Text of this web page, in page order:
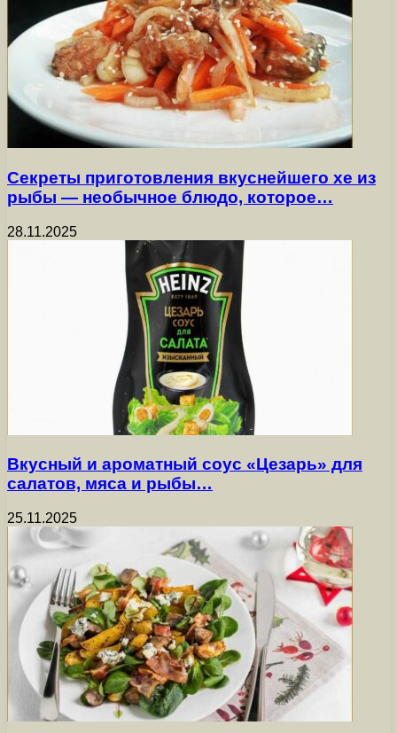
Секреты приготовления вкуснейшего хе из
рыбы — необычное блюдо, которое…
28.11.2025
Вкусный и ароматный соус «Цезарь» для
салатов, мяса и рыбы…
25.11.2025